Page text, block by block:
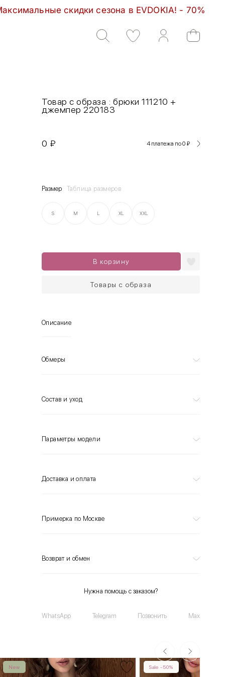
скидки сезона в EVDOKIA! - 70%
Товар с образа : брюки 111210 +
джемпер 220183
0 ₽ 4 платежа по 0 ₽
Размер Таблица размеров
S M L XL XXL
В корзину
Товары с образа
Описание
Обмеры
Состав и уход
Параметры модели
Доставка и оплата
Примерка по Москве
Возврат и обмен
Нужна помощь с заказом?
WhatsApp Telegram Позвонить Max
New Sale -50%